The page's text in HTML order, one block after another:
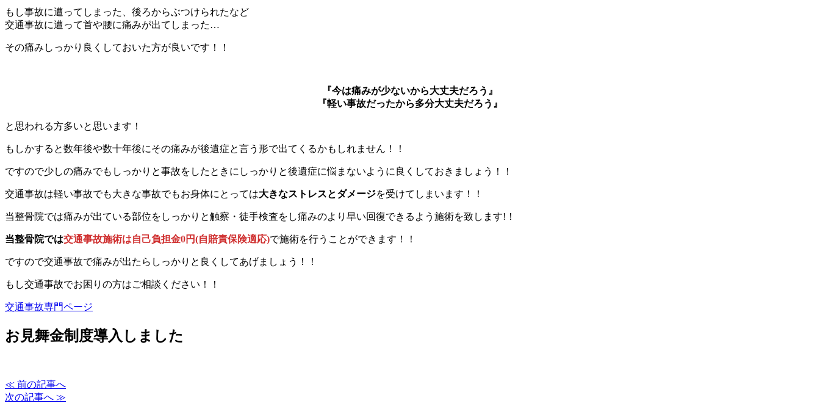
もし事故に遭ってしまった、後ろからぶつけられたなど
交通事故に遭って首や腰に痛みが出てしまった…
その痛みしっかり良くしておいた方が良いです！！
『今は痛みが少ないから大丈夫だろう』
『軽い事故だったから多分大丈夫だろう』
と思われる方多いと思います！
もしかすると数年後や数十年後にその痛みが後遺症と言う形で出てくるかもしれません！！
ですので少しの痛みでもしっかりと事故をしたときにしっかりと後遺症に悩まないように良くしておきましょう！！
交通事故は軽い事故でも大きな事故でもお身体にとっては大きなストレスとダメージを受けてしまいます！！
当整骨院では痛みが出ている部位をしっかりと触察・徒手検査をし痛みのより早い回復できるよう施術を致します!！
当整骨院では交通事故施術は自己負担金0円(自賠責保険適応)で施術を行うことができます！！
ですので交通事故で痛みが出たらしっかりと良くしてあげましょう！！
もし交通事故でお困りの方はご相談ください！！
交通事故専門ページ
お見舞金制度導入しました
≪ 前の記事へ
次の記事へ ≫